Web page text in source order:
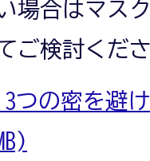
場合はマス
ご検討くだ
3つの密を避